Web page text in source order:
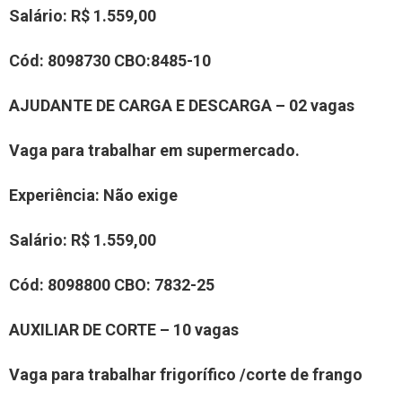
Salário: R$ 1.559,00
Cód: 8098730 CBO:8485-10
AJUDANTE DE CARGA E DESCARGA – 02 vagas
Vaga para trabalhar em supermercado.
Experiência: Não exige
Salário: R$ 1.559,00
Cód: 8098800 CBO: 7832-25
AUXILIAR DE CORTE – 10vagas
Vaga para trabalharfrigorífico /corte de frango